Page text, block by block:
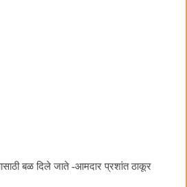
बळ दिले जाते -आमदार प्रशांत ठाकूर